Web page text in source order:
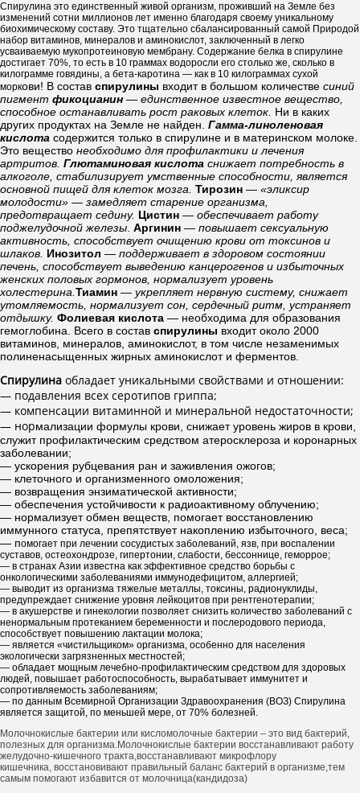
Спирулина это единственный живой организм, проживший на Земле без
изменений сотни миллионов лет именно благодаря своему уникальному
биохимическому составу. Это тщательно сбалансированный самой Природой
набор витаминов, минералов и аминокислот, заключенный в легко
усваиваемую мукопротеиновую мембрану. Содержание белка в спирулине
достигает 70%, то есть в 10 граммах водоросли его столько же, сколько в
килограмме говядины, а бета-каротина — как в 10 килограммах сухой
моркови! В состав спирулины входит в большом количестве синий
пигмент фикоцианин — единственное известное вещество,
способное останавливать рост раковых клеток. Ни в каких
других продуктах на Земле не найден. Гамма-линоленовая
кислота содержится только в спирулине и в материнском молоке.
Это вещество необходимо для профилактики и лечения
артритов. Глютаминовая кислота снижает потребность в
алкоголе, стабилизирует умственные способности, является
основной пищей для клеток мозга. Тирозин — «эликсир
молодости» — замедляет старение организма,
предотвращает седину. Цистин — обеспечивает работу
поджелудочной железы. Аргинин — повышает сексуальную
активность, способствует очищению крови от токсинов и
шлаков. Инозитол — поддерживает в здоровом состоянии
печень, способствует выведению канцерогенов и избыточных
женских половых гормонов, нормализует уровень
холестерина.Тиамин — укрепляет нервную систему, снижает
утомляемость, нормализует сон, сердечный ритм, устраняет
отдышку. Фолиевая кислота — необходима для образования
гемоглобина. Всего в состав спирулины входит около 2000
витаминов, минералов, аминокислот, в том числе незаменимых
полиненасыщенных жирных аминокислот и ферментов.
Спирулина обладает уникальными свойствами и отношении:
— подавления всех серотипов гриппа;
— компенсации витаминной и минеральной недостаточности;
— нормализации формулы крови, снижает уровень жиров в крови,
служит профилактическим средством атеросклероза и коронарных
заболевании;
— ускорения рубцевания ран и заживления ожогов;
— клеточного и организменного омоложения;
— возвращения энзиматической активности;
— обеспечения устойчивости к радиоактивному облучению;
— нормализует обмен веществ, помогает восстановлению
иммунного статуса, препятствует на­коплению избыточного, веса;
— помогает при лечении сосудистых заболеваний, язв, при воспалении
суставов, остеохондрозе, гипертонии, слабости, бессоннице, геморрое;
— в странах Азии известна как эффективное средство борьбы с
онкологическими заболеваниями иммунодефицитом, аллергией;
— выводит из организма тяжелые металлы, токсины, радионуклиды,
предупреждает снижение уровня лейкоцитов при рентгенотерапии;
— в акушерстве и гинекологии позволяет снизить количество заболеваний с
ненормальным проте­канием беременности и послеродового периода,
способствует повышению лактации молока;
— является «чистильщиком» организма, особенно для населения
экологически загрязненных местностей;
— обладает мощным лечебно-профилактическим средством для здоровых
людей, повышает работоспособность, вырабатывает иммунитет и
сопротивляемость заболеваниям;
— по данным Всемирной Организации Здравоохранения (ВОЗ) Спирулина
является защитой, по меньшей мере, от 70% болезней.
Молочнокислые бактерии или кисломолочные бактерии – это вид бактерий,
полезных для организма.Молочнокислые бактерии восстанавливают работу
желудочно-кишечного тракта,восстанавливают микрофлору
кишечника, восстановивают правильный баланс бактерий в организме,тем
самым помогают избавится от молочница(кандидоза)